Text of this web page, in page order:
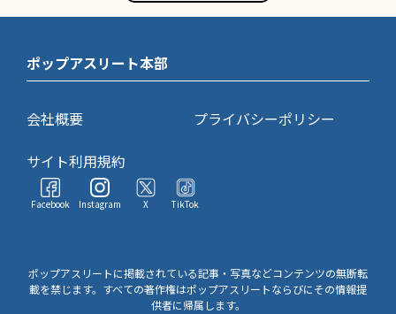
ポップアスリート本部
会社概要
プライバシーポリシー
サイト利用規約
Facebook Instagram X TikTok
ポップアスリートに掲載されている記事・写真などコンテンツの無断転
載を禁じます。すべての著作権はポップアスリートならびにその情報提
供者に帰属します。